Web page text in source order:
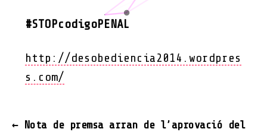
#STOPcodigoPENAL
http://desobediencia2014.wordpres
s.com/
←
Nota de premsa arran de l’aprovació del